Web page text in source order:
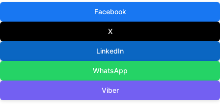
Facebook
X
LinkedIn
WhatsApp
Viber